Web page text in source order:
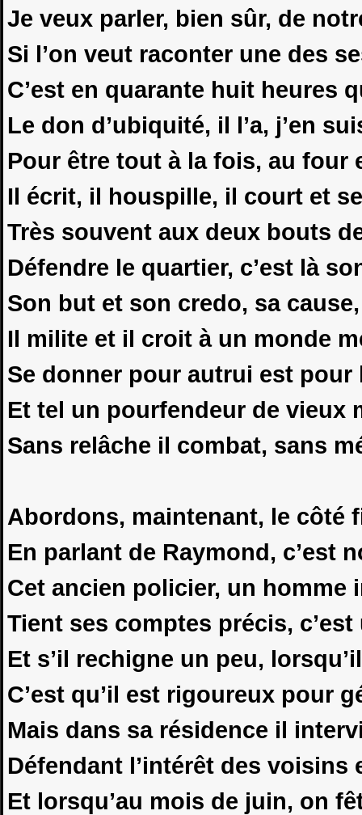
Je veux parler, bien sûr, de
Si l’on veut raconter une des
C’est en quarante huit heures
Le don d’ubiquité, il l’a, j’en
Pour être tout à la fois, au
Il écrit, il houspille, il court et
Très souvent aux deux bouts
Défendre le quartier, c’est là
Son but et son credo, sa
Il milite et il croit à un monde
Se donner pour autrui est pour
Et tel un pourfendeur de vieux
Sans relâche il combat, sans
Abordons, maintenant, le côté
En parlant de Raymond, c’est
Cet ancien policier, un homme
Tient ses comptes précis,
Et s’il rechigne un peu,
C’est qu’il est rigoureux pour
Mais dans sa résidence il
Défendant l’intérêt des voisins
Et lorsqu’au mois de juin, on